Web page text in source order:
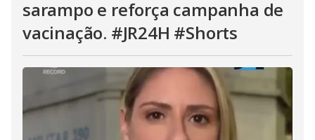
sarampo e reforça campanha de
vacinação. #JR24H #Shorts